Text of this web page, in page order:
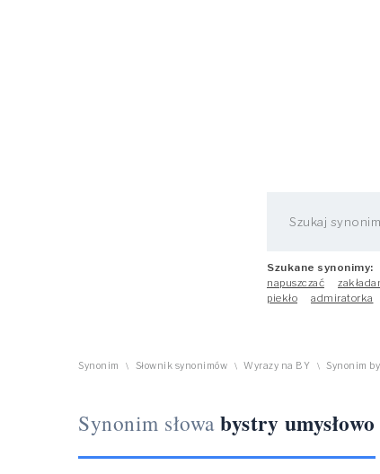
Szukane synonimy:
napuszczać
piekło
admiratorka
Synonim \ Słownik synonimów \ Wyrazy na BY \ Synonim
Synonim słowa bystry umysłowo